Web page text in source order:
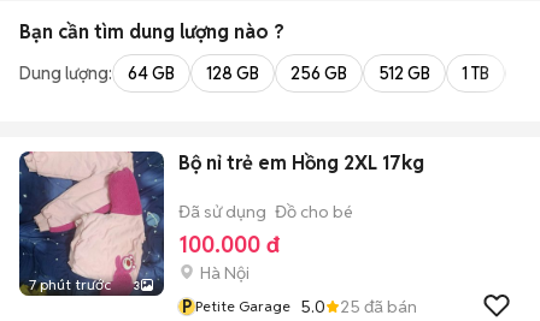
Bạn cần tìm dung lượng nào ?
Dung lượng: 64 GB 128 GB 256 GB 512 GB 1 TB
7 phút trước 3
Bộ nỉ trẻ em Hồng 2XL 17kg
Đã sử dụng Đồ cho bé
100.000 đ
Hà Nội
P Petite Garage 5.0 25 đã bán